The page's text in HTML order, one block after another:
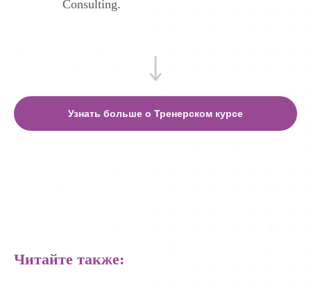
Consulting.
Узнать больше о Тренерском курсе
Читайте также: